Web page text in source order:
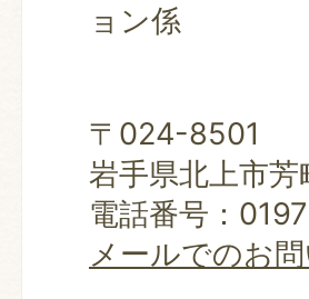
ョン係
〒024-8501
岩手県北上市
電話番号：
メールでのお